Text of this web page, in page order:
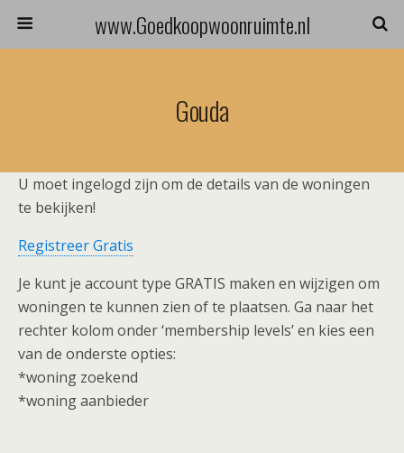
www.Goedkoopwoonruimte.nl
Gouda
U moet ingelogd zijn om de details van de woningen
te bekijken!
Registreer Gratis
Je kunt je account type GRATIS maken en wijzigen om
woningen te kunnen zien of te plaatsen. Ga naar het
rechter kolom onder ‘membership levels’ en kies een
van de onderste opties:
*woning zoekend
*woning aanbieder